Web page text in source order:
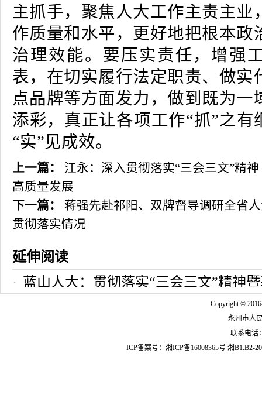
主抓手，聚焦人大工作主责主业
作质量和水平，更好地把根本政
治理效能。要压实责任，增强
表，在切实履行法定职责、做实
点品牌等方面发力，做到既为一
添彩，真正让各项工作“抓”之有
“实”见成效。
上一篇：
江永：深入贯彻落实“三会三文”精
高质量发展
下一篇：
蒋强先赴祁阳、双牌督导调研全省
贯彻落实情况
延伸阅读
蓝山人大：贯彻落实“三会三文”精神
Copyright ©
永州市人
联系电话
ICP备案号： 湘ICP备16008365号 湘B1.B2-